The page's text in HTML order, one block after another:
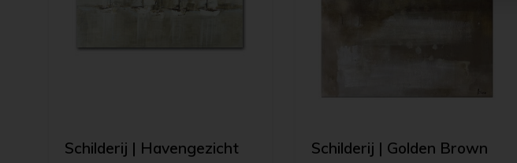
Schilderij | Havengezicht Schilderij | Golden Brown